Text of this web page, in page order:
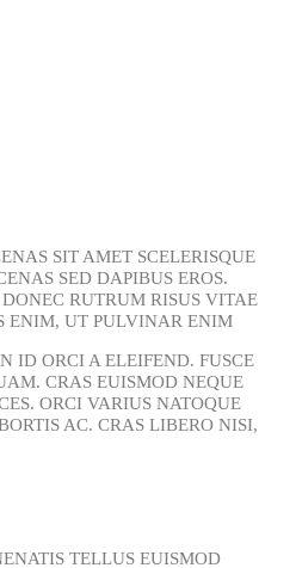
SIT AMET SCELERISQUE
SED DAPIBUS EROS.
RUTRUM RISUS VITAE
ENIM, UT PULVINAR ENIM
ID ORCI A ELEIFEND. FUSCE
CRAS EUISMOD NEQUE
ORCI VARIUS NATOQUE
AC. CRAS LIBERO NISI,
TELLUS EUISMOD